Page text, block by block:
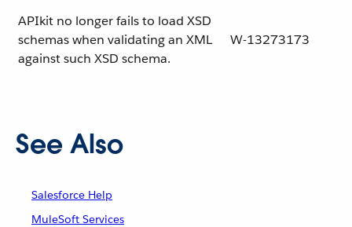
APIkit no longer fails to load XSD
schemas when validating an XML
against such XSD schema.
W-13273173
See Also
Salesforce Help
MuleSoft Services